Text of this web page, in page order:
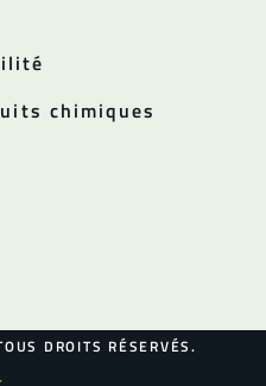
chimiques
DROITS RÉSERVÉS.